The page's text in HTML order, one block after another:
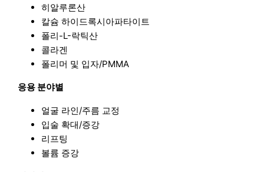
히알루론산
칼슘 하이드록시아파타이트
폴리-L-락틱산
콜라겐
폴리머 및 입자/PMMA
응용 분야별
얼굴 라인/주름 교정
입술 확대/증강
리프팅
볼륨 증강